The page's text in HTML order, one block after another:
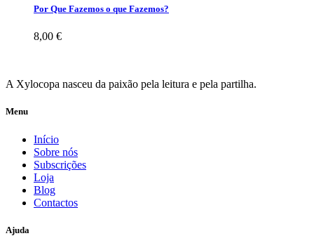
Por Que Fazemos o que Fazemos?
8,00 €
A Xylocopa nasceu da paixão pela leitura e pela partilha.
Menu
Início
Sobre nós
Subscrições
Loja
Blog
Contactos
Ajuda